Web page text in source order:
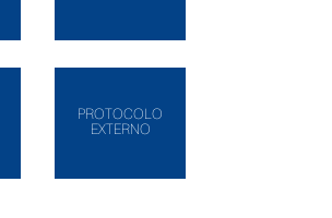
PROTOCOLO
EXTERNO